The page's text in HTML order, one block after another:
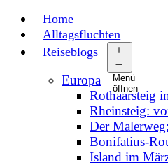
Home
Alltagsfluchten
Reiseblogs
Menü
öffnen
Europa
Rothaarsteig
Rheinsteig:
Der
Bonifatius-
Island im